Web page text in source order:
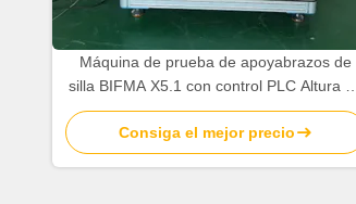
Máquina de prueba de apoyabrazos de
silla BIFMA X5.1 con control PLC Altura de
apoyabrazos de 650-780 mm y 18 meses
de garantía
Consiga el mejor precio